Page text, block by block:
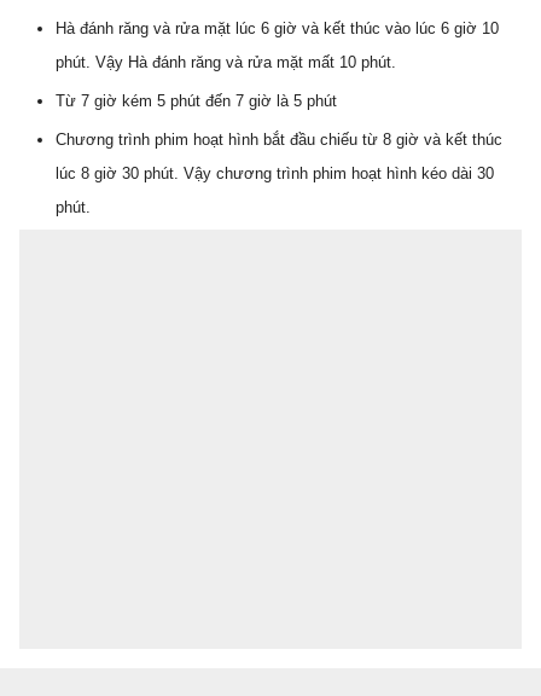
Hà đánh răng và rửa mặt lúc 6 giờ và kết thúc vào lúc 6 giờ 10
phút. Vậy Hà đánh răng và rửa mặt mất 10 phút.
Từ 7 giờ kém 5 phút đến 7 giờ là 5 phút
Chương trình phim hoạt hình bắt đầu chiếu từ 8 giờ và kết thúc
lúc 8 giờ 30 phút. Vậy chương trình phim hoạt hình kéo dài 30
phút.